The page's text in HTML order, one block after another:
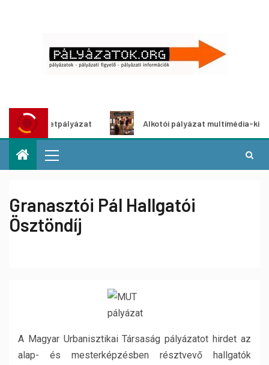
ötletpályázat Alkotói pályázat multimédia-kiállításhoz
Granasztói Pál Hallgatói
Ösztöndíj
A Magyar Urbanisztikai Társaság pályázatot hirdet az
alap- és mesterképzésben résztvevő hallgatók